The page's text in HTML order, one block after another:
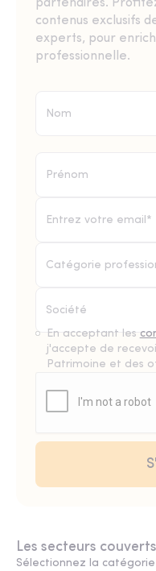
partenaires.
contenus exclusifs
experts, pour
professionnelle.
Catégorie
En acceptant les
j'accepte de
Patrimoine et des
Les secteurs
Sélectionnez la